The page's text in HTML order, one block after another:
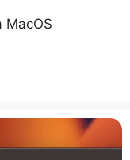
MacOS